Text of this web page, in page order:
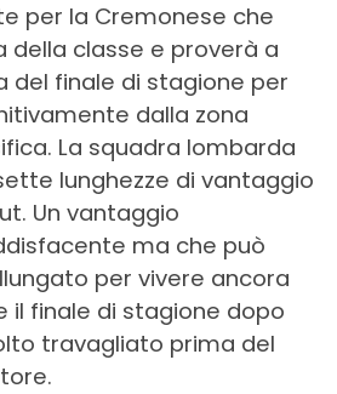
per la Cremonese che
della classe e proverà a
del finale di stagione per
dalla zona
La squadra lombarda
lunghezze di vantaggio
Un vantaggio
ma che può
per vivere ancora
il finale di stagione dopo
travagliato prima del